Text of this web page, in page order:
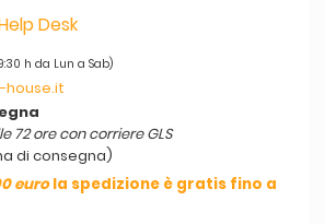
Desk
h da Lun a Sab)
72 ore con corriere GLS
di consegna)
eurola spedizione è gratis fino a